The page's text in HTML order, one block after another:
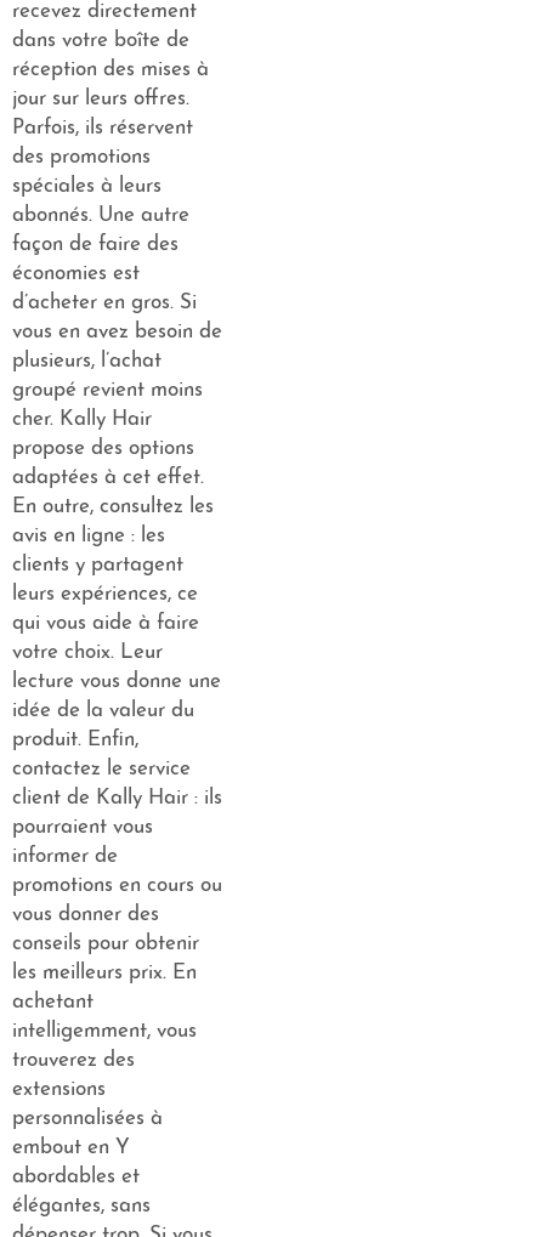
recevez directement
dans votre boîte de
réception des mises à
jour sur leurs offres.
Parfois, ils réservent
des promotions
spéciales à leurs
abonnés. Une autre
façon de faire des
économies est
d’acheter en gros. Si
vous en avez besoin de
plusieurs, l’achat
groupé revient moins
cher. Kally Hair
propose des options
adaptées à cet effet.
En outre, consultez les
avis en ligne : les
clients y partagent
leurs expériences, ce
qui vous aide à faire
votre choix. Leur
lecture vous donne une
idée de la valeur du
produit. Enfin,
contactez le service
client de Kally Hair : ils
pourraient vous
informer de
promotions en cours ou
vous donner des
conseils pour obtenir
les meilleurs prix. En
achetant
intelligemment, vous
trouverez des
extensions
personnalisées à
embout en Y
abordables et
élégantes, sans